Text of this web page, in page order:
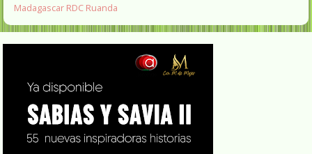
Madagascar RDC Ruanda